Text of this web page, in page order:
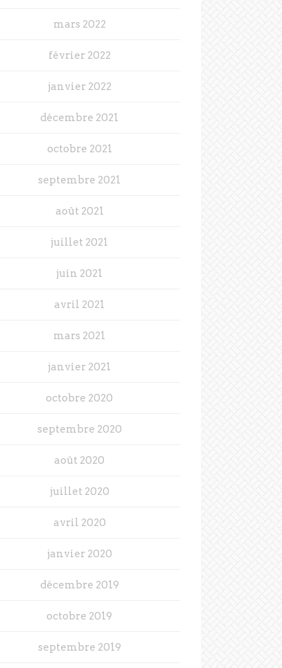
mars 2022
février 2022
janvier 2022
décembre 2021
octobre 2021
septembre 2021
août 2021
juillet 2021
juin 2021
avril 2021
mars 2021
janvier 2021
octobre 2020
septembre 2020
août 2020
juillet 2020
avril 2020
janvier 2020
décembre 2019
octobre 2019
septembre 2019